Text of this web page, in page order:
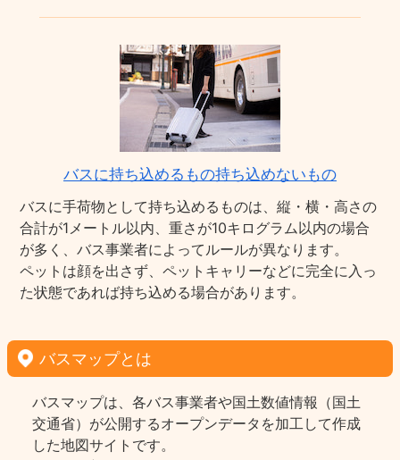
バスに持ち込めるもの持ち込めないもの
バスに手荷物として持ち込めるものは、縦・横・高さの
合計が1メートル以内、重さが10キログラム以内の場合
が多く、バス事業者によってルールが異なります。
ペットは顔を出さず、ペットキャリーなどに完全に入っ
た状態であれば持ち込める場合があります。
バスマップとは
バスマップは、各バス事業者や国土数値情報（国土
交通省）が公開するオープンデータを加工して作成
した地図サイトです。